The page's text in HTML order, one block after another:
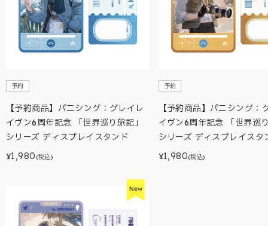
予約
【予約商品】パニシング：グレイレ
イヴン6周年記念 「世界巡り旅記」
シリーズ ディスプレイスタンド
¥1,980 (税込)
予約
【予約商品】パニシング：
イヴン6周年記念 「世界巡
シリーズ ディスプレイスタ
¥1,980(税込)